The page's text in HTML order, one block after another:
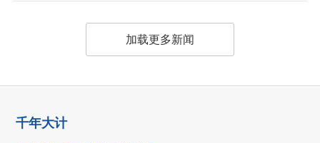
加载更多新闻
千年大计